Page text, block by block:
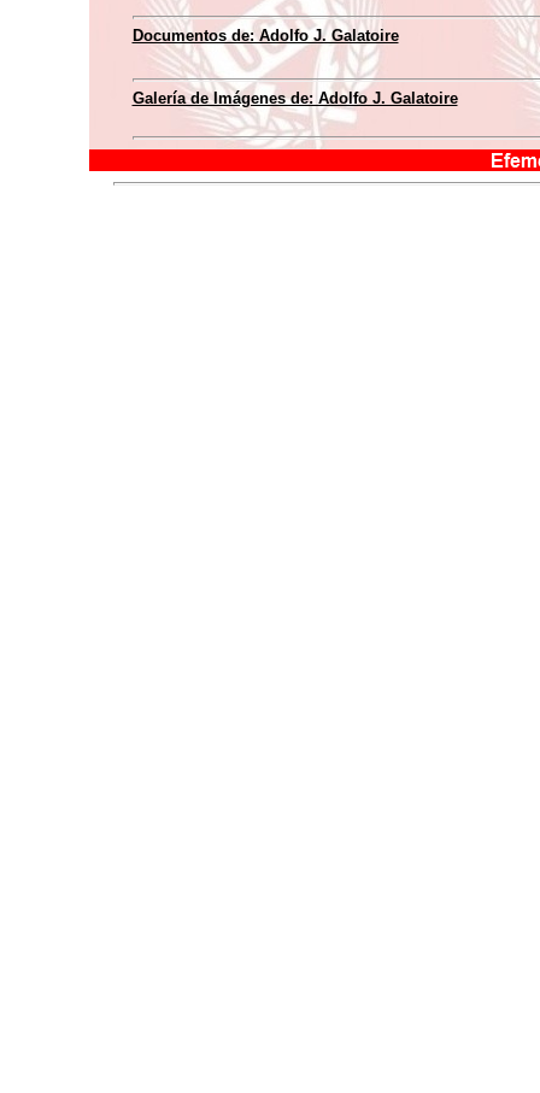
Documentos de: Adolfo J. Galatoire
Galería de Imágenes de: Adolfo J. Galatoire